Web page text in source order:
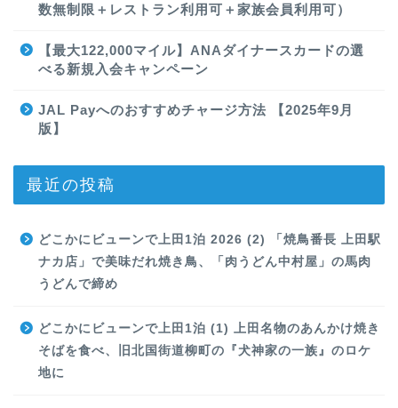
数無制限＋レストラン利用可＋家族会員利用可）
【最大122,000マイル】ANAダイナースカードの選
べる新規入会キャンペーン
JAL Payへのおすすめチャージ方法 【2025年9月
版】
最近の投稿
どこかにビューンで上田1泊 2026 (2) 「焼鳥番長 上田駅
ナカ店」で美味だれ焼き鳥、「肉うどん中村屋」の馬肉
うどんで締め
どこかにビューンで上田1泊 (1) 上田名物のあんかけ焼き
そばを食べ、旧北国街道柳町の『犬神家の一族』のロケ
地に